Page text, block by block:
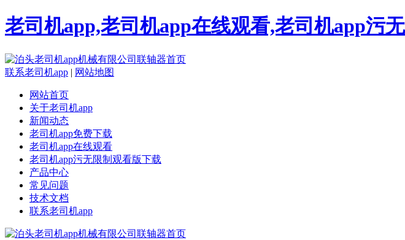
老司机app,老司机app在线观看,老司机app污
联系老司机app | 网站地图
网站首页
关于老司机app
新闻动态
老司机app免费下载
老司机app在线观看
老司机app污无限制观看版下载
产品中心
常见问题
技术文档
联系老司机app